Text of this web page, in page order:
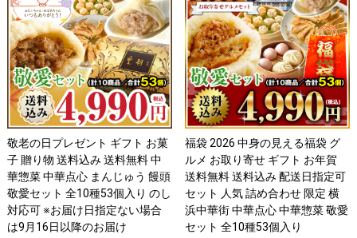
敬老の日プレゼント ギフト お菓
子 贈り物 送料込み 送料無料 中
華惣菜 中華点心 まんじゅう 饅頭
敬愛セット 全10種53個入り のし
対応可 ※お届け日指定ない場合
は9月16日以降のお届け
福袋 2026 中身の見える福袋 グ
ルメ お取り寄せ ギフト お年賀
送料無料 送料込み 配送日指定可
セット 人気 詰め合わせ 限定 横
浜中華街 中華点心 中華惣菜 敬愛
セット 全10種53個入り